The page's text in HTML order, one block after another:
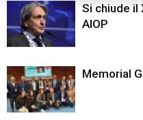
Si chiude il
AIOP
Memorial